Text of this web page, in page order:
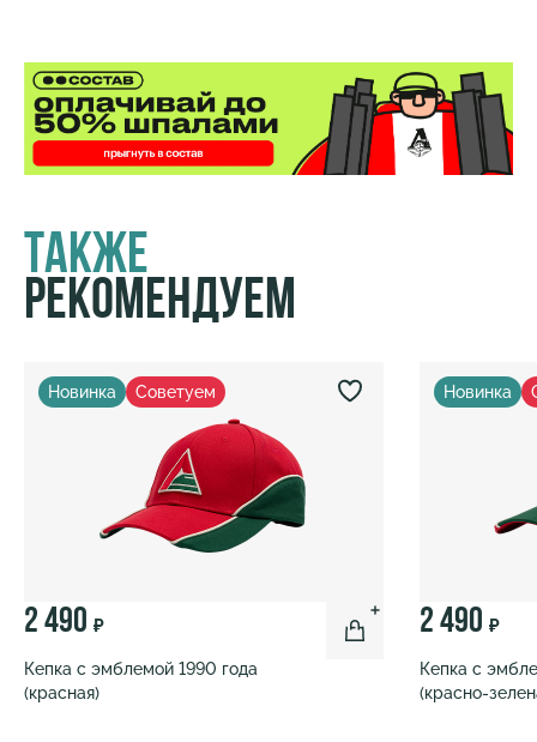
Также
Рекомендуем
Новинка Советуем
2 490 ₽
Кепка с эмблемой 1990 года
(красная)
Новинка
2 490 ₽
Кепка с
(красно-